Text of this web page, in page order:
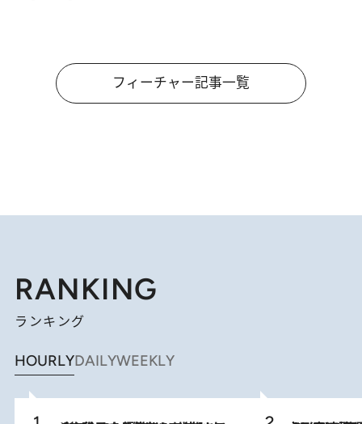
フィーチャー記事一覧
RANKING
ランキング
HOURLYDAILYWEEKLY